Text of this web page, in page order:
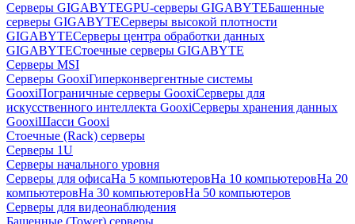
Серверы GIGABYTEGPU-серверы GIGABYTEБашенные
серверы GIGABYTEСерверы высокой плотности
GIGABYTEСерверы центра обработки данных
GIGABYTEСтоечные серверы GIGABYTE
Серверы MSI
Серверы GooxiГиперконвергентные системы
GooxiПограничные серверы GooxiСерверы для
искусственного интеллекта GooxiСерверы хранения данных
GooxiШасси Gooxi
Стоечные (Rack) серверы
Серверы 1U
Серверы начального уровня
Серверы для офисаНа 5 компьютеровНа 10 компьютеровНа 20
компьютеровНа 30 компьютеровНа 50 компьютеров
Серверы для видеонаблюдения
Башенные (Tower) серверы